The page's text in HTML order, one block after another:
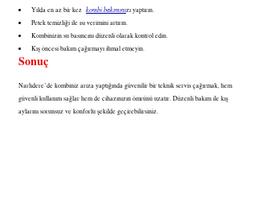
Yılda en az bir kez kombi bakımınızı yaptırın.
Petek temizliği ile ısı verimini artırın.
Kombinizin su basıncını düzenli olarak kontrol edin.
Kış öncesi bakım çağırmayı ihmal etmeyin.
Sonuç
Narlıdere’de kombiniz arıza yaptığında güvenilir bir teknik servis çağırmak, hem
güvenli kullanım sağlar hem de cihazınızın ömrünü uzatır. Düzenli bakım ile kış
aylarını sorunsuz ve konforlu şekilde geçirebilirsiniz.